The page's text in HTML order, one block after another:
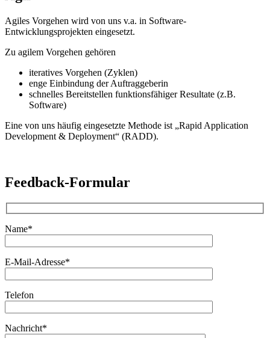
Agiles Vorgehen wird von uns v.a. in Software-
Entwicklungsprojekten eingesetzt.
Zu agilem Vorgehen gehören
iteratives Vorgehen (Zyklen)
enge Einbindung der Auftraggeberin
schnelles Bereitstellen funktionsfähiger Resultate (z.B.
Software)
Eine von uns häufig eingesetzte Methode ist „Rapid Application
Development & Deployment“ (RADD).
Feedback-Formular
Name*
E-Mail-Adresse*
Telefon
Nachricht*